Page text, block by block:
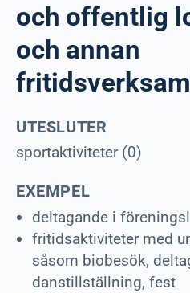
och offentlig
och annan
UTESLUTER
sportaktiviteter (0)
EXEMPEL
deltagande i
fritidsaktiviteter med
såsom biobesök,
danstillställning, fest